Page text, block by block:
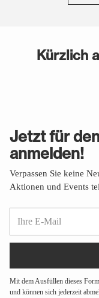
Kürzlich
Jetzt für
anmelden!
Verpassen Sie keine
Aktionen und Events
Mit dem Ausfüllen dieses
und können sich jederzeit